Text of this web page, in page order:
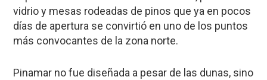
vidrio y mesas rodeadas de pinos que ya en pocos
días de apertura se convirtió en uno de los puntos
más convocantes de la zona norte.
Pinamar no fue diseñada a pesar de las dunas, sino